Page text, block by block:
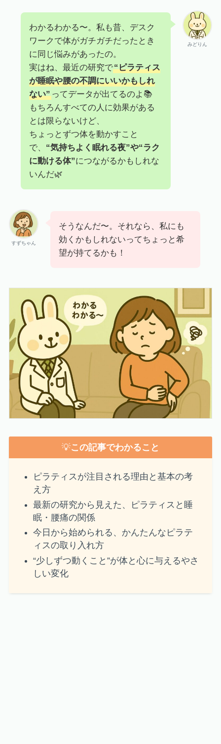
みどりん
わかるわかる〜。私も昔、デスク
ワークで体がガチガチだったとき
に同じ悩みがあったの。
実はね、最近の研究で“ピラティス
が睡眠や腰の不調にいいかもしれ
ない”ってデータが出てるのよ📚
もちろんすべての人に効果がある
とは限らないけど、
ちょっとずつ体を動かすこと
で、 “気持ちよく眠れる夜”や“ラク
に動ける体”につながるかもしれな
いんだ🌿
すずちゃん
そうなんだ〜。それなら、私にも
効くかもしれないってちょっと希
望が持てるかも！
💡この記事でわかること
ピラティスが注目される理由と基本の考
え方
最新の研究から見えた、ピラティスと睡
眠・腰痛の関係
今日から始められる、かんたんなピラテ
ィスの取り入れ方
“少しずつ動くこと”が体と心に与えるやさ
しい変化